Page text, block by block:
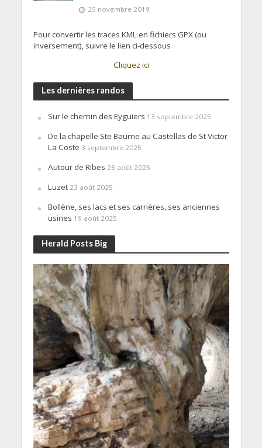
25 novembre 2019
Pour convertir les traces KML en fichiers GPX (ou
inversement), suivre le lien ci-dessous
Cliquez ici
Les dernières randos
Sur le chemin des Eyguiers 13 septembre 2025
De la chapelle Ste Baume au Castellas de St Victor
La Coste 3 septembre 2025
Autour de Ribes 28 août 2025
Luzet 23 août 2025
Bollène, ses lacs et ses carrières, ses anciennes
usines 19 août 2025
Herald Posts Big